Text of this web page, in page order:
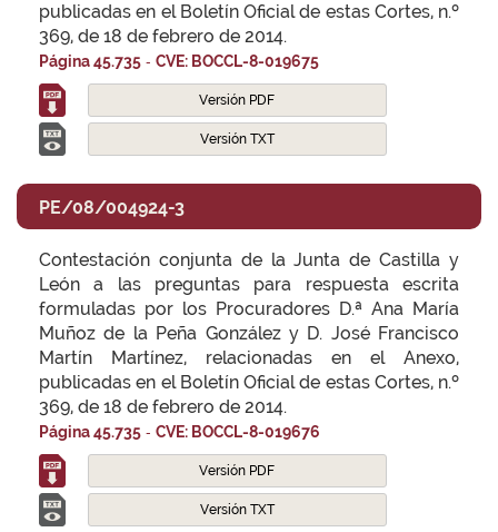
publicadas en el Boletín Oficial de estas Cortes, n.º
369, de 18 de febrero de 2014.
Página 45.735 - CVE: BOCCL-8-019675
Versión PDF
Versión TXT
PE/08/004924-3
Contestación conjunta de la Junta de Castilla y
León a las preguntas para respuesta escrita
formuladas por los Procuradores D.ª Ana María
Muñoz de la Peña González y D. José Francisco
Martín Martínez, relacionadas en el Anexo,
publicadas en el Boletín Oficial de estas Cortes, n.º
369, de 18 de febrero de 2014.
Página 45.735 - CVE: BOCCL-8-019676
Versión PDF
Versión TXT